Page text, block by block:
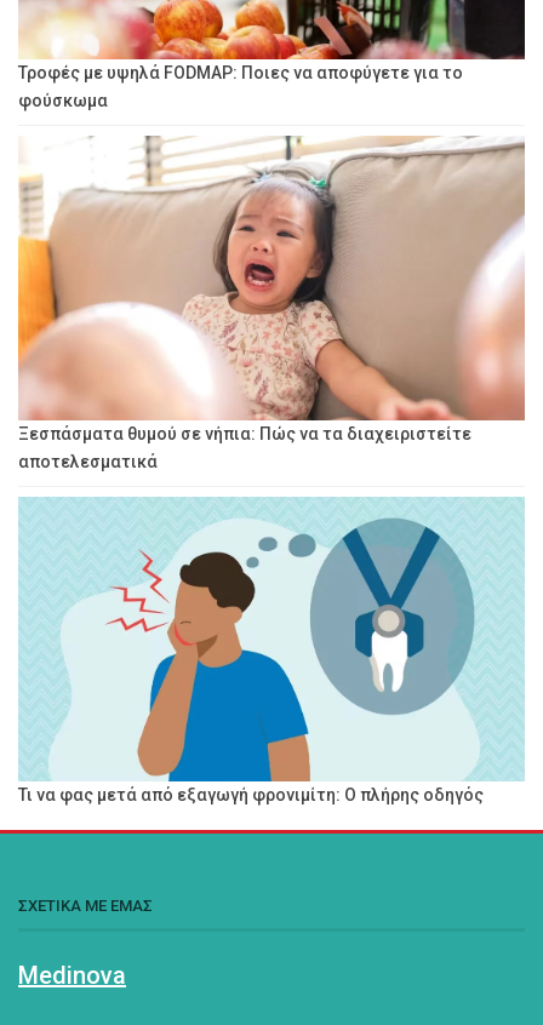
Τροφές με υψηλά FODMAP: Ποιες να αποφύγετε για το
φούσκωμα
Ξεσπάσματα θυμού σε νήπια: Πώς να τα διαχειριστείτε
αποτελεσματικά
Τι να φας μετά από εξαγωγή φρονιμίτη: Ο πλήρης οδηγός
ΣΧΕΤΙΚΑ ΜΕ ΕΜΑΣ
Medinova